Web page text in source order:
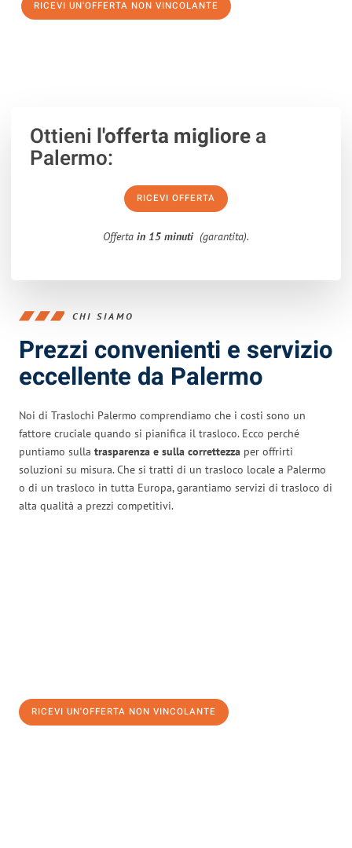
RICEVI UN'OFFERTA NON VINCOLANTE
Ottieni l'offerta migliorea
Palermo:
RICEVI OFFERTA
Offerta in 15 minuti (garantita).
CHI SIAMO
Prezzi convenienti e servizio
eccellente da Palermo
Noi di Traslochi Palermo comprendiamo che i costi sono un
fattore cruciale quando si pianifica il trasloco. Ecco perché
puntiamo sulla trasparenza e sulla correttezza per offrirti
soluzioni su misura. Che si tratti di un trasloco locale a Palermo
o di un trasloco in tutta Europa, garantiamo servizi di trasloco di
alta qualità a prezzi competitivi.
RICEVI UN'OFFERTA NON VINCOLANTE